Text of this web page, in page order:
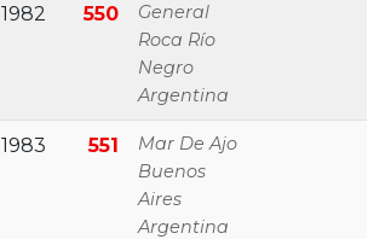
1982 550
General
Roca Río
Negro
Argentina
1983 551
Mar De Ajo
Buenos
Aires
Argentina